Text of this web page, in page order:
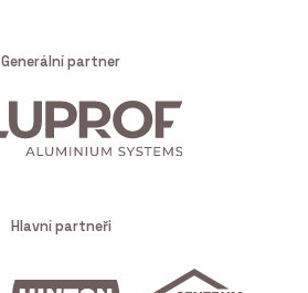
Generální partner
Hlavní partneři